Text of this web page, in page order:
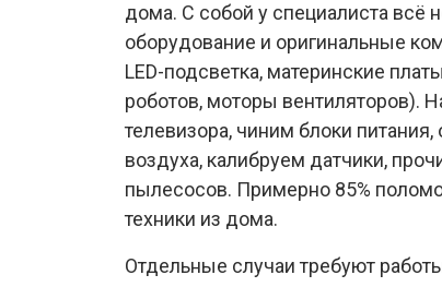
дома. С собой у специалиста всё
оборудование и оригинальные
LED-подсветка, материнские
роботов, моторы вентиляторов).
телевизора, чиним блоки
воздуха, калибруем датчики,
пылесосов. Примерно 85%
техники из дома.
Отдельные случаи требуют